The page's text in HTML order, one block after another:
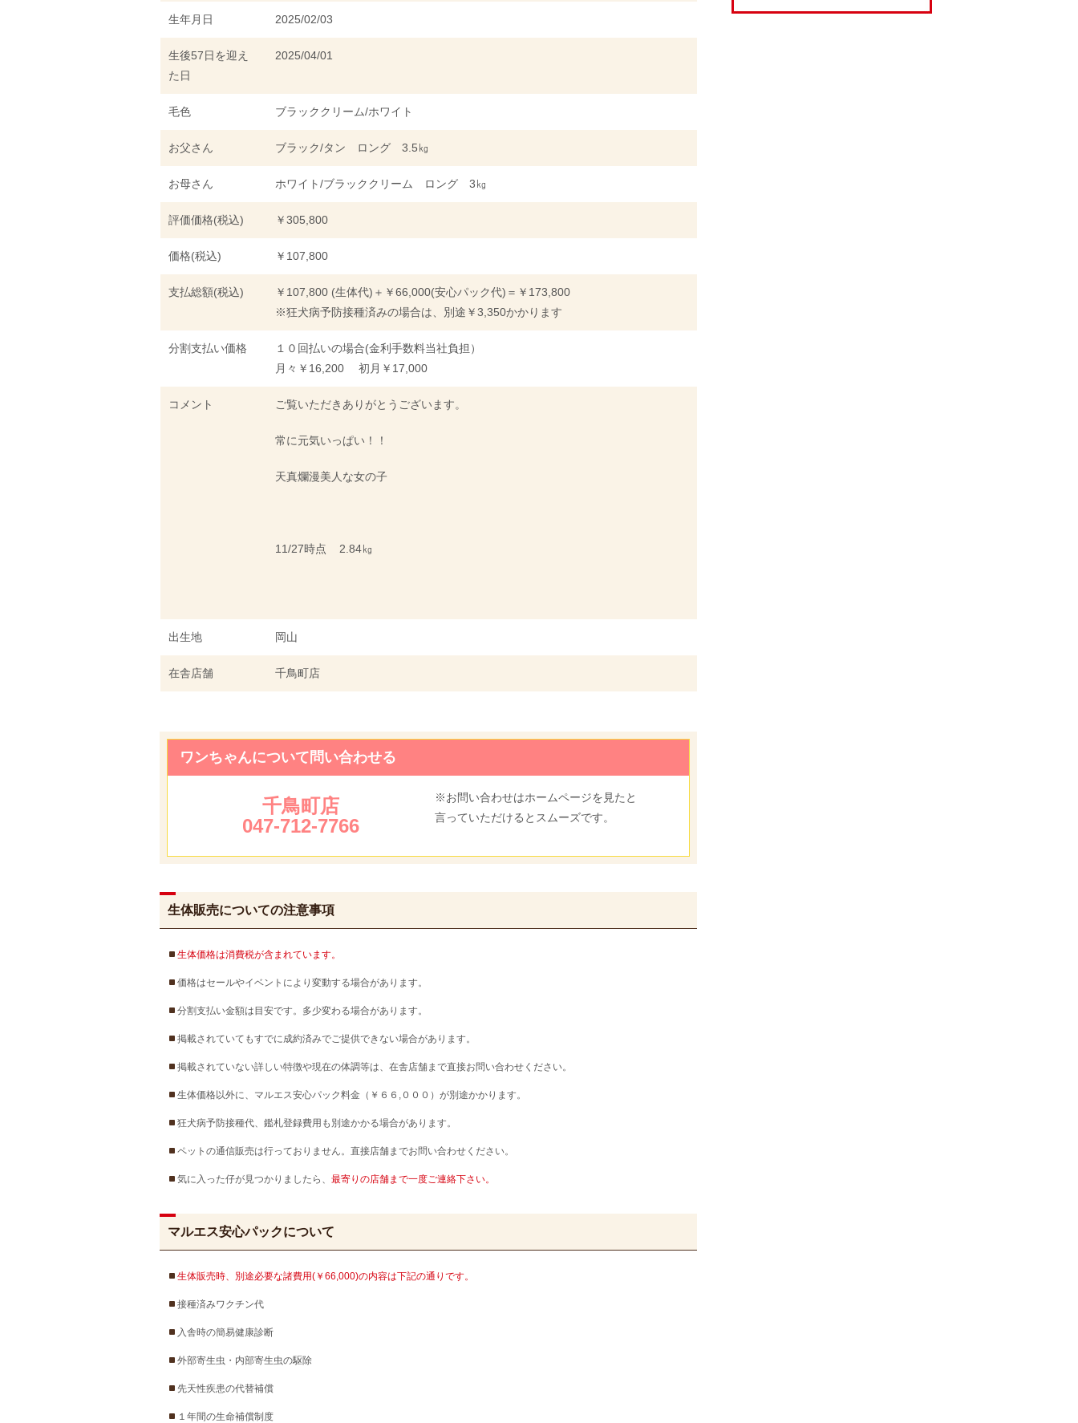
生年月日 2025/02/03
生後57日を迎え
た日
2025/04/01
毛色 ブラッククリーム/ホワイト
お父さん ブラック/タン ロング 3.5㎏
お母さん ホワイト/ブラッククリーム ロング 3㎏
評価価格(税込) ￥305,800
価格(税込) ￥107,800
支払総額(税込)
￥107,800 (生体代)＋￥66,000(安心パック代)＝￥173,800
※狂犬病予防接種済みの場合は、別途￥3,350かかります
分割支払い価格
１０回払いの場合(金利手数料当社負担）
月々￥16,200 初月￥17,000
コメント ご覧いただきありがとうございます。
常に元気いっぱい！！
天真爛漫美人な女の子
11/27時点 2.84㎏
出生地 岡山
在舎店舗 千鳥町店
ワンちゃんについて問い合わせる
千鳥町店
047-712-7766
※お問い合わせはホームページを見たと
言っていただけるとスムーズです。
生体販売についての注意事項
生体価格は消費税が含まれています。
価格はセールやイベントにより変動する場合があります。
分割支払い金額は目安です。多少変わる場合があります。
掲載されていてもすでに成約済みでご提供できない場合があります。
掲載されていない詳しい特徴や現在の体調等は、在舎店舗まで直接お問い合わせください。
生体価格以外に、マルエス安心パック料金（￥６６,０００）が別途かかります。
狂犬病予防接種代、鑑札登録費用も別途かかる場合があります。
ペットの通信販売は行っておりません。直接店舗までお問い合わせください。
気に入った仔が見つかりましたら、最寄りの店舗まで一度ご連絡下さい。
マルエス安心パックについて
生体販売時、別途必要な諸費用(￥66,000)の内容は下記の通りです。
接種済みワクチン代
入舎時の簡易健康診断
外部寄生虫・内部寄生虫の駆除
先天性疾患の代替補償
１年間の生命補償制度